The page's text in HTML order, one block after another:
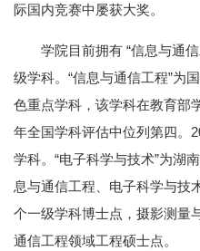
际国内竞赛中屡获大奖。
学院目前拥有 “信息与通
级学科。“信息与通信工程”为
色重点学科，该学科在教育部
年全国学科评估中位列第四。
学科。“电子科学与技术”为湖
息与通信工程、电子科学与技
个一级学科博士点，摄影测量
通信工程领域工程硕士点。